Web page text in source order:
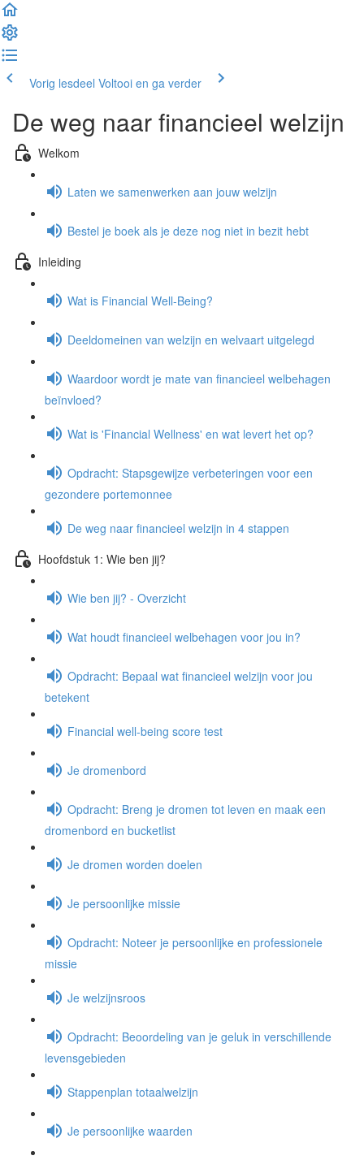
Vorig lesdeel Voltooi en ga verder
De weg naar financieel welzijn
Welkom
Laten we samenwerken aan jouw welzijn
Bestel je boek als je deze nog niet in bezit hebt
Inleiding
Wat is Financial Well-Being?
Deeldomeinen van welzijn en welvaart uitgelegd
Waardoor wordt je mate van financieel welbehagen
beïnvloed?
Wat is 'Financial Wellness' en wat levert het op?
Opdracht: Stapsgewijze verbeteringen voor een
gezondere portemonnee
De weg naar financieel welzijn in 4 stappen
Hoofdstuk 1: Wie ben jij?
Wie ben jij? - Overzicht
Wat houdt financieel welbehagen voor jou in?
Opdracht: Bepaal wat financieel welzijn voor jou
betekent
Financial well-being score test
Je dromenbord
Opdracht: Breng je dromen tot leven en maak een
dromenbord en bucketlist
Je dromen worden doelen
Je persoonlijke missie
Opdracht: Noteer je persoonlijke en professionele
missie
Je welzijnsroos
Opdracht: Beoordeling van je geluk in verschillende
levensgebieden
Stappenplan totaalwelzijn
Je persoonlijke waarden